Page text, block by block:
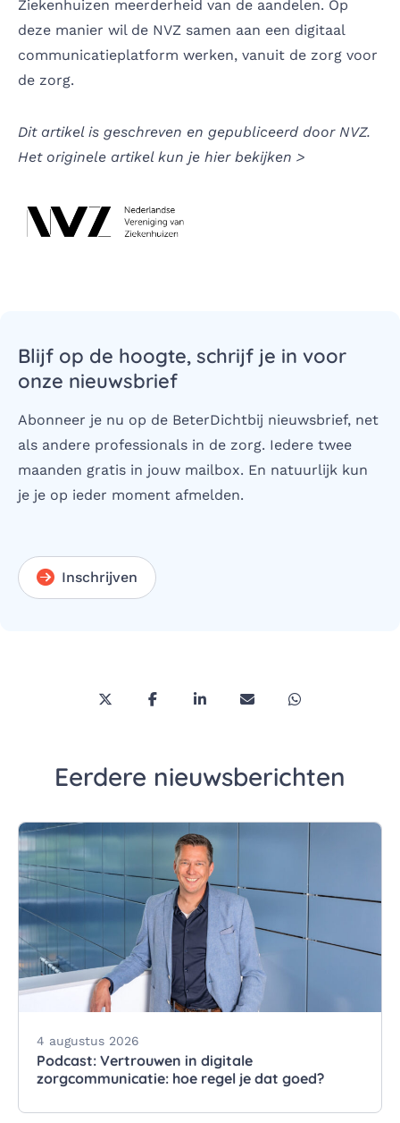
Ziekenhuizen meerderheid van de aandelen. Op
deze manier wil de NVZ samen aan een digitaal
communicatieplatform werken, vanuit de zorg voor
de zorg.
Dit artikel is geschreven en gepubliceerd door NVZ.
Het originele artikel kun je hier bekijken >
Blijf op de hoogte, schrijf je in voor
onze nieuwsbrief
Abonneer je nu op de BeterDichtbij nieuwsbrief, net
als andere professionals in de zorg. Iedere twee
maanden gratis in jouw mailbox. En natuurlijk kun
je je op ieder moment afmelden.
Inschrijven
Deel deze pagina via Twitter/X
Deel deze pagina op Facebook
Deel deze pagina op
Deel deze pagina via
Deel deze
Eerdere nieuwsberichten
4 augustus 2026
Podcast: Vertrouwen in digitale
zorgcommunicatie: hoe regel je dat goed?